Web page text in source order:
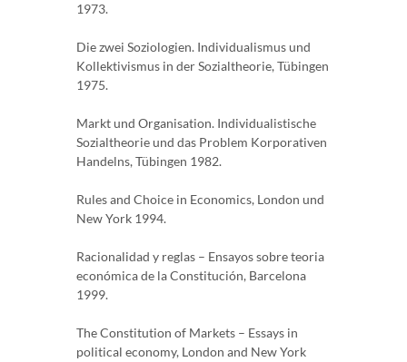
1973.
Die zwei Soziologien. Individualismus und
Kollektivismus in der Sozialtheorie, Tübingen
1975.
Markt und Organisation. Individualistische
Sozialtheorie und das Problem Korporativen
Handelns, Tübingen 1982.
Rules and Choice in Economics, London und
New York 1994.
Racionalidad y reglas – Ensayos sobre teoria
económica de la Constitución, Barcelona
1999.
The Constitution of Markets – Essays in
political economy, London and New York